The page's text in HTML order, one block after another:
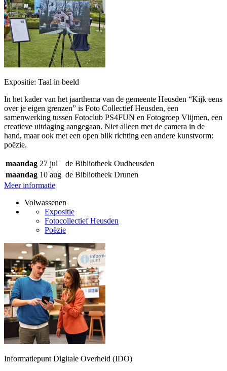
Expositie: Taal in beeld
In het kader van het jaarthema van de gemeente Heusden “Kijk eens
over je eigen grenzen” is Foto Collectief Heusden, een
samenwerking tussen Fotoclub PS4FUN en Fotogroep Vlijmen, een
creatieve uitdaging aangegaan. Niet alleen met de camera in de
hand, maar ook met een open blik richting een andere kunstvorm:
poëzie.
maandag 27 jul
de Bibliotheek Oudheusden
maandag 10 aug de Bibliotheek Drunen
Meer informatie
Volwassenen
Expositie
Fotocollectief Heusden
Poëzie
Informatiepunt Digitale Overheid (IDO)